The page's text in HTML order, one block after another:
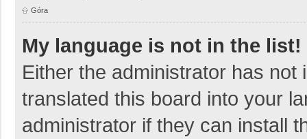
Góra
My language is not in the list!
Either the administrator has
translated this board into your
administrator if they can install